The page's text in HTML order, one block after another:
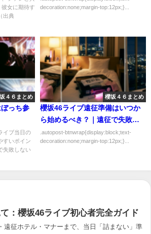
女に期待す
出典
decoration:none;margin-top:12px;}...
４６まとめ
っち参
イブ当日の
すいポイン
失敗しない
櫻坂４６まとめ
櫻坂46ライブ遠征準備はいつか
ら始めるべき？｜遠征で失敗し
ない選び方
.autopost-btnwrap{display:block;text-
decoration:none;margin-top:12px;}...
：櫻坂46ライブ初心者完全ガイド
遠征ホテル・マナーまで、当日「詰まない」準